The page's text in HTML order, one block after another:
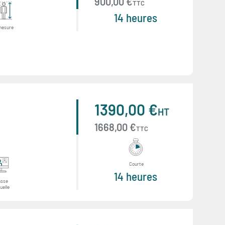
TTC
14 heures
1390,00 €HT
1668,00 €TTC
Courte
14 heures